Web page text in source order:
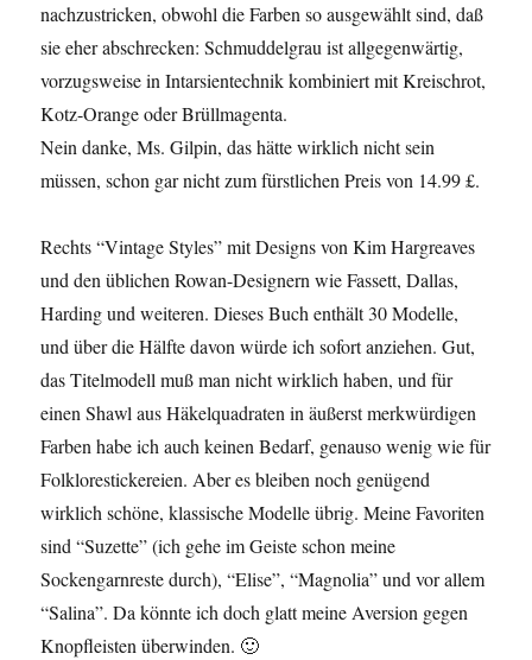
nachzustricken, obwohl die Farben so ausgewählt sind, daß
sie eher abschrecken: Schmuddelgrau ist allgegenwärtig,
vorzugsweise in Intarsientechnik kombiniert mit Kreischrot,
Kotz-Orange oder Brüllmagenta.
Nein danke, Ms. Gilpin, das hätte wirklich nicht sein
müssen, schon gar nicht zum fürstlichen Preis von 14.99 £.
Rechts “Vintage Styles” mit Designs von Kim Hargreaves
und den üblichen Rowan-Designern wie Fassett, Dallas,
Harding und weiteren. Dieses Buch enthält 30 Modelle,
und über die Hälfte davon würde ich sofort anziehen. Gut,
das Titelmodell muß man nicht wirklich haben, und für
einen Shawl aus Häkelquadraten in äußerst merkwürdigen
Farben habe ich auch keinen Bedarf, genauso wenig wie für
Folklorestickereien. Aber es bleiben noch genügend
wirklich schöne, klassische Modelle übrig. Meine Favoriten
sind “Suzette” (ich gehe im Geiste schon meine
Sockengarnreste durch), “Elise”, “Magnolia” und vor allem
“Salina”. Da könnte ich doch glatt meine Aversion gegen
Knopfleisten überwinden. 🙂